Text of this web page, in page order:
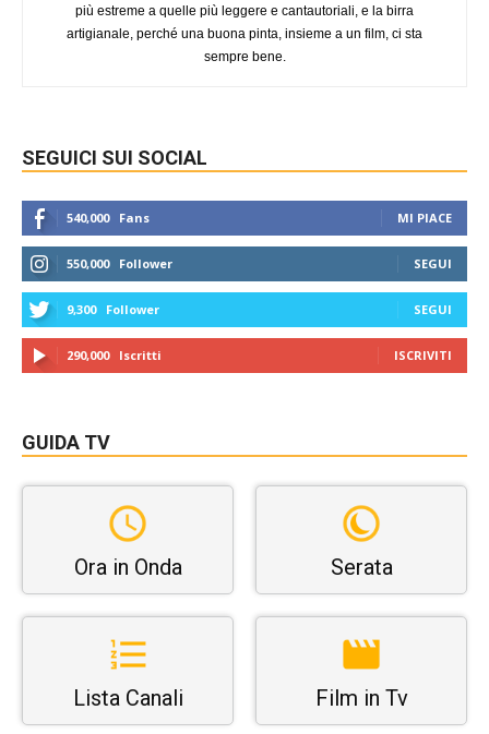
più estreme a quelle più leggere e cantautoriali, e la birra
artigianale, perché una buona pinta, insieme a un film, ci sta
sempre bene.
SEGUICI SUI SOCIAL
540,000 Fans MI PIACE
550,000 Follower SEGUI
9,300 Follower SEGUI
290,000 Iscritti ISCRIVITI
GUIDA TV
Ora in Onda Serata
Lista Canali Film in Tv